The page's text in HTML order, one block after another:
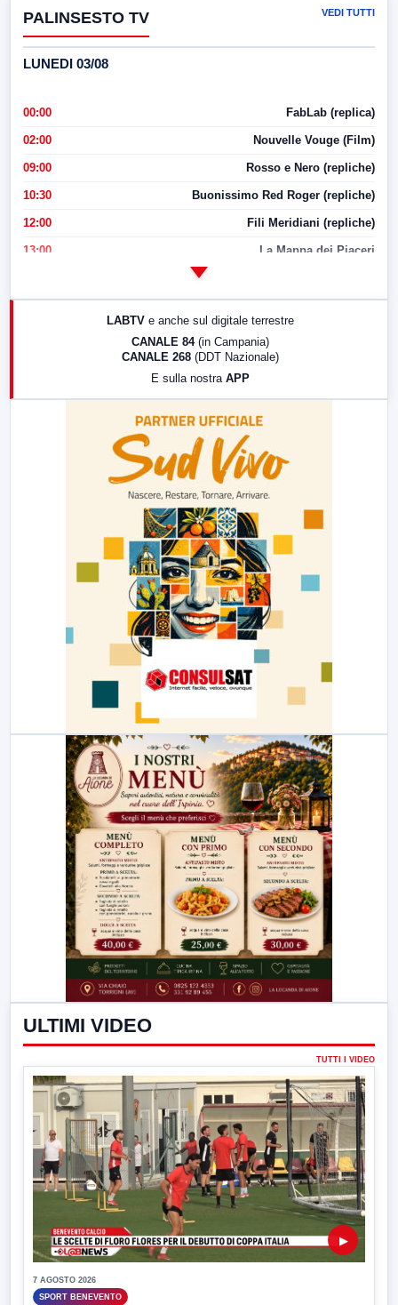
PALINSESTO TV VEDI TUTTI
LUNEDI 03/08
00:00 FabLab (replica)
02:00 Nouvelle Vouge (Film)
09:00 Rosso e Nero (repliche)
10:30 Buonissimo Red Roger (repliche)
12:00 Fili Meridiani (repliche)
13:00 La Mappa dei Piaceri
LABTV e anche sul digitale terrestre
CANALE 84 (in Campania)
CANALE 268 (DDT Nazionale)
E sulla nostra APP
ULTIMI VIDEO
TUTTI I VIDEO
▶
7 AGOSTO 2026
SPORT BENEVENTO